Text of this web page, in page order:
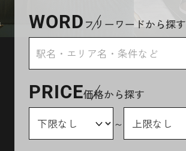
WORD フリーワードから探す
PRICE価格から探す
～